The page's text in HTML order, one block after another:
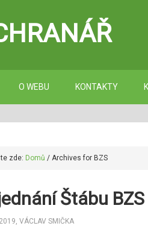
O WEBU KONTAKTY
zde: Domů / Archives for BZS
Štábu BZS
, VÁCLAV SMIČKA